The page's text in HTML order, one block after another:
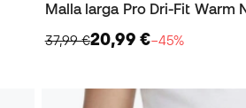
Malla larga Pro Dri-Fit Warm
37,99 €20,99 €−45%